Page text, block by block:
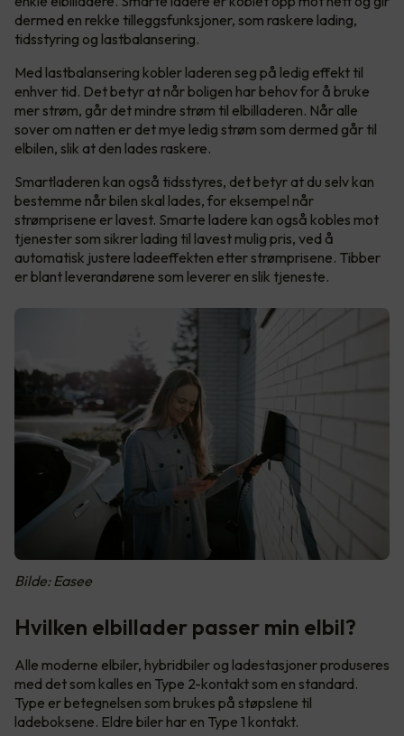
dermed en rekke tilleggsfunksjoner, som raskere lading,
tidsstyring og lastbalansering.
Med lastbalansering kobler laderen seg på ledig effekt til
enhver tid. Det betyr at når boligen har behov for å bruke
mer strøm, går det mindre strøm til elbilladeren. Når alle
sover om natten er det mye ledig strøm som dermed går til
elbilen, slik at den lades raskere.
Smartladeren kan også tidsstyres, det betyr at du selv kan
bestemme når bilen skal lades, for eksempel når
strømprisene er lavest. Smarte ladere kan også kobles mot
tjenester som sikrer lading til lavest mulig pris, ved å
automatisk justere ladeeffekten etter strømprisene. Tibber
er blant leverandørene som leverer en slik tjeneste.
Bilde: Easee
Hvilken elbillader passer min elbil?
Alle moderne elbiler, hybridbiler og ladestasjoner produseres
med det som kalles en Type 2-kontakt som en standard.
Type er betegnelsen som brukes på støpslene til
ladeboksene. Eldre biler har en Type 1 kontakt.